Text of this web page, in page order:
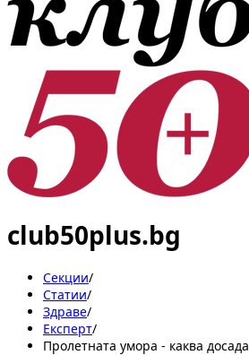
club50plus.bg
Секции/
Статии/
Здраве/
Експерт/
Пролетната умора - каква досада